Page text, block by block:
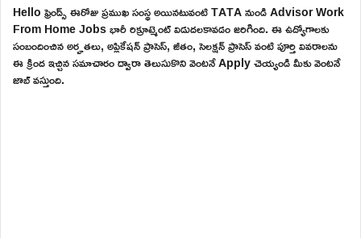
Hello ఫ్రెండ్స్ ఈరోజు ప్రముఖ సంస్థ అయినటువంటి TATA నుండి Advisor Work
From Home Jobs భారీ రిక్రూట్మెంట్ విడుదలకావడం జరిగింది. ఈ ఉద్యోగాలకు
సంబందించిన అర్హతలు, అప్లికేషన్ ప్రాసెస్, జీతం, సెలక్షన్ ప్రాసెస్ వంటి పూర్తి వివరాలను
ఈ క్రింద ఇచ్చిన సమాచారం ద్వారా తెలుసుకొని వెంటనే Apply చెయ్యండి మీకు వెంటనే
జాబ్ వస్తుంది.